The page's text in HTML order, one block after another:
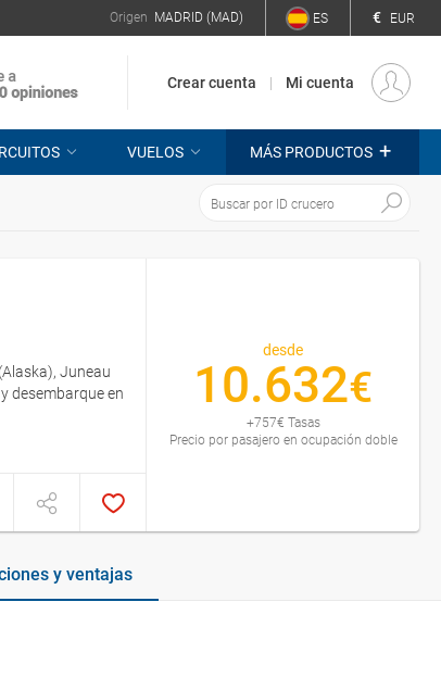
Origen MADRID (MAD) ES € EUR
Crear cuenta Mi cuenta
VUELOS MÁS PRODUCTOS +
Juneau
desembarque en
desde
10.632€
+757€ Tasas
Precio por pasajero en ocupación doble
y ventajas